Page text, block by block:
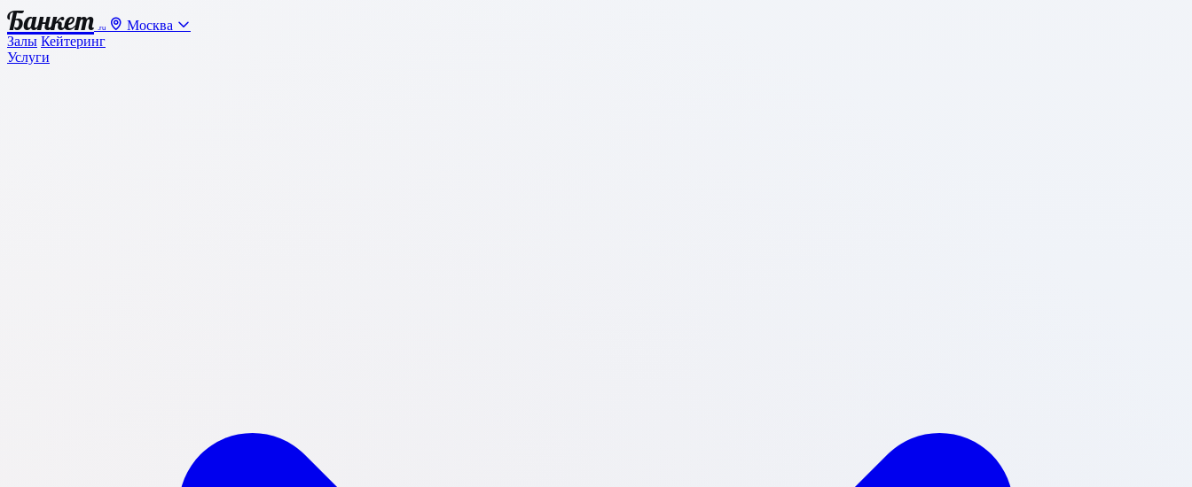
Банкет .ru
Москва
Залы Кейтеринг
Услуги